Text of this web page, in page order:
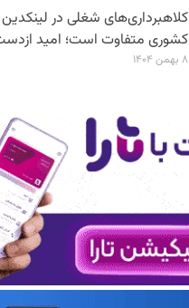
کلاهبرداری‌های شغلی در
کشوری متفاوت است؛ امید
۸ بهمن ۱۴۰۴